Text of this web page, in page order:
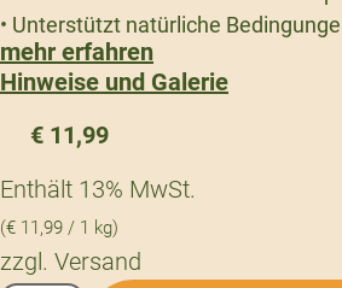
• Unterstützt natürliche
mehr erfahren
Hinweise und Galerie
€ 11,99
Enthält 13% MwSt.
(€ 11,99 / 1 kg)
zzgl. Versand